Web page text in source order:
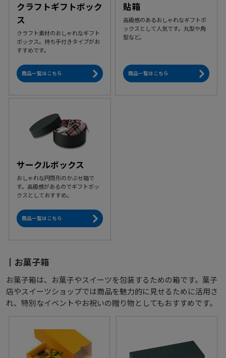
クラフトギフトボック
ス
クラフト素材のおしゃれなギフト
ボックス。持ち手付きタイプがお
すすめです。
商品一覧はこちら
貼箱
高級感のあるおしゃれなギフトボ
ックスとして人気です。丸型や角
型など。
商品一覧はこちら
サークルボックス
おしゃれな円筒形のかぶせ箱で
す。高級感があるのでギフトボッ
クスとしておすすめ。
商品一覧はこちら
お菓子箱
お菓子箱は、お菓子やスイーツを包装するための箱です。菓子
店やスイーツショップでは商品を魅力的に見せるために活用さ
れ、特別なイベントやお祝いの贈り物としてもおすすめです。